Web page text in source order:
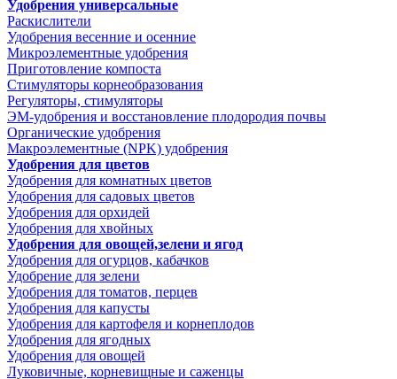
Удобрения универсальные
Раскислители
Удобрения весенние и осенние
Микроэлементные удобрения
Приготовление компоста
Стимуляторы корнеобразования
Регуляторы, стимуляторы
ЭМ-удобрения и восстановление плодородия почвы
Органические удобрения
Макроэлементные (NPK) удобрения
Удобрения для цветов
Удобрения для комнатных цветов
Удобрения для садовых цветов
Удобрения для орхидей
Удобрения для хвойных
Удобрения для овощей,зелени и ягод
Удобрения для огурцов, кабачков
Удобрение для зелени
Удобрения для томатов, перцев
Удобрения для капусты
Удобрения для картофеля и корнеплодов
Удобрения для ягодных
Удобрения для овощей
Луковичные, корневищные и саженцы